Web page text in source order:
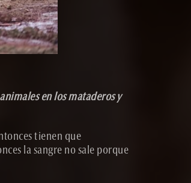
en los mataderos y
tienen que
la sangre no sale porque